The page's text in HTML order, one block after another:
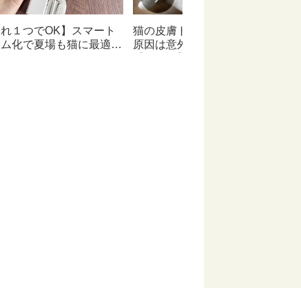
れ１つでOK】スマート
化で夏場も猫に最適な
猫の皮膚トラブル、根本的な
原因は意外なとこにあるかも